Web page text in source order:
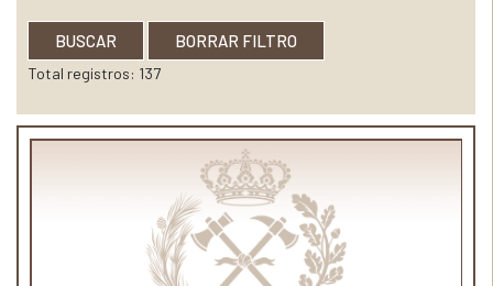
BUSCAR BORRAR FILTRO
Total registros: 137